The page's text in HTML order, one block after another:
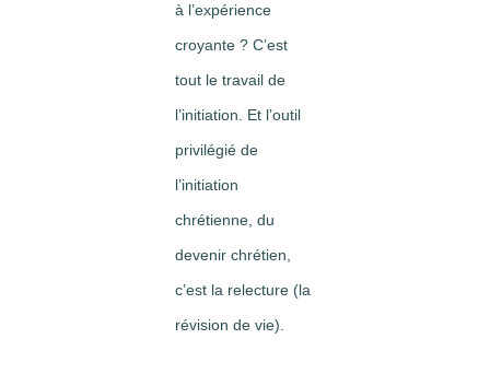
à l’expérience
croyante ? C’est
tout le travail de
l’initiation. Et l’outil
privilégié de
l’initiation
chrétienne, du
devenir chrétien,
c’est la relecture (la
révision de vie).